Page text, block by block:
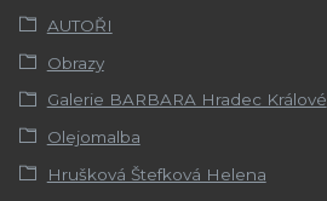
AUTOŘI
Obrazy
Galerie BARBARA Hradec Králové
Olejomalba
Hrušková Štefková Helena